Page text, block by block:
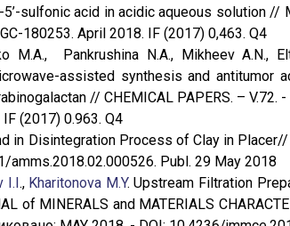
sulfonic acid in acidic aqueous solution //
180253. April 2018. IF (2017) 0,463. Q4
M.A., Pankrushina N.A., Mikheev A.N.,
assisted synthesis and antitumor
// CHEMICAL PAPERS. –
(2017) 0.963. Q4
in Disintegration Process of Clay in
amms.2018.02.000526. Publ. 29 May 2018
I.I., Kharitonova M.Y. Upstream Filtration
of MINERALS and MATERIALS